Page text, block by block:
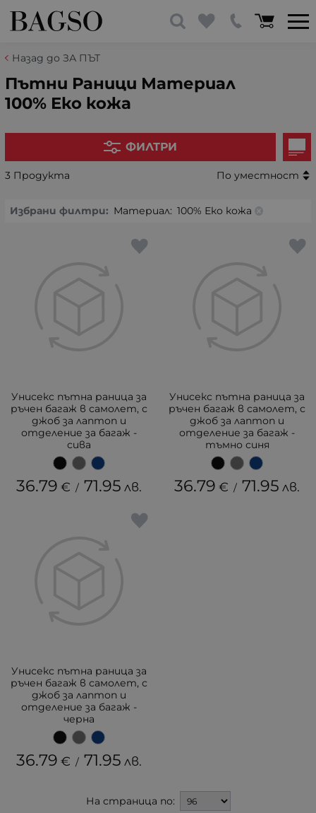
Назад до ЗА ПЪТ
Пътни Раници Материал
100% Еко кожа
ФИЛТРИ
3 Продукта По уместност
Избрани филтри: Материал: 100% Еко кожа
Унисекс пътна раница за
ръчен багаж в самолет, с
джоб за лаптоп и
отделение за багаж -
сива
36.79 € / 71.95 лв.
Унисекс пътна раница за
ръчен багаж в самолет, с
джоб за лаптоп и
отделение за багаж -
тъмно синя
36.79 € / 71.95 лв.
Унисекс пътна раница за
ръчен багаж в самолет, с
джоб за лаптоп и
отделение за багаж -
черна
36.79 € / 71.95 лв.
На страница по: